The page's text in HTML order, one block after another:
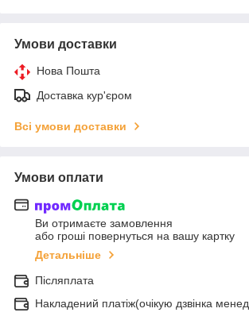
Умови доставки
Нова Пошта
Доставка кур'єром
Всі умови доставки
Умови оплати
Ви отримаєте замовлення
або гроші повернуться на вашу картку
Детальніше
Післяплата
Накладений платіж(очікую дзвінка